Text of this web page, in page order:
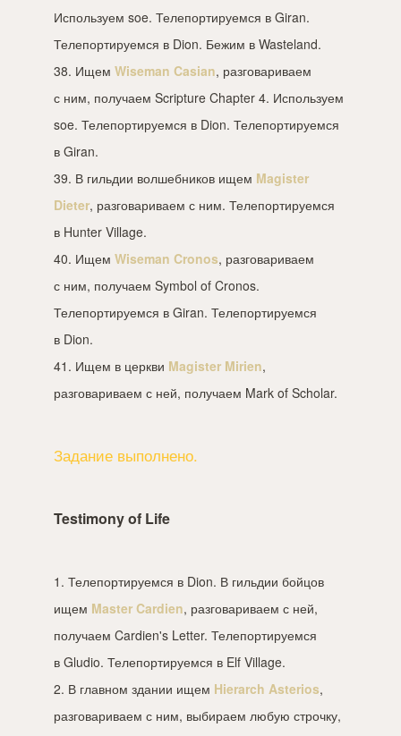
Используем soe. Телепортируемся в Giran.
Телепортируемся в Dion. Бежим в Wasteland.
38. Ищем Wiseman Casian, разговариваем
с ним, получаем Scripture Chapter 4. Используем
soe. Телепортируемся в Dion. Телепортируемся
в Giran.
39. В гильдии волшебников ищем Magister
Dieter, разговариваем с ним. Телепортируемся
в Hunter Village.
40. Ищем Wiseman Cronos, разговариваем
с ним, получаем Symbol of Cronos.
Телепортируемся в Giran. Телепортируемся
в Dion.
41. Ищем в церкви Magister Mirien,
разговариваем с ней, получаем Mark of Scholar.
Задание выполнено.
Testimony of Life
1. Телепортируемся в Dion. В гильдии бойцов
ищем Master Cardien, разговариваем с ней,
получаем Cardien's Letter. Телепортируемся
в Gludio. Телепортируемся в Elf Village.
2. В главном здании ищем Hierarch Asterios,
разговариваем с ним, выбираем любую строчку,